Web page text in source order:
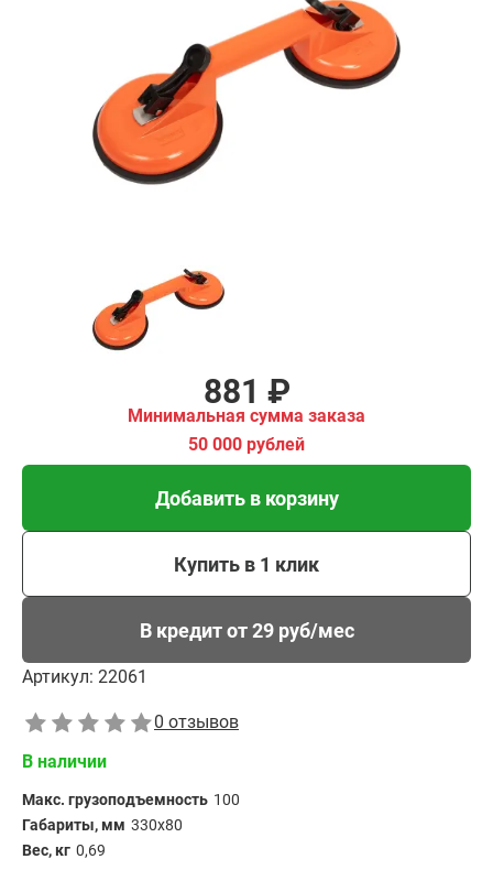
881 ₽
Минимальная сумма заказа
50 000 рублей
Добавить в корзину
Купить в 1 клик
В кредит от 29 руб/мес
Артикул: 22061
0 отзывов
В наличии
Макс. грузоподъемность 100
Габариты, мм 330x80
Вес, кг 0,69
Добавить в корзину
В кредит от 29 руб/мес